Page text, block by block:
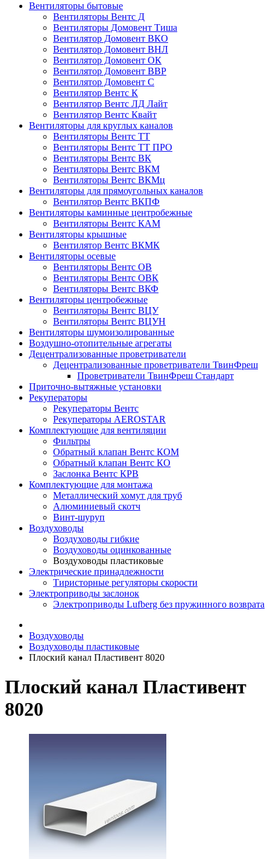
Вентиляторы бытовые
Вентиляторы Вентс Д
Вентиляторы Домовент Тиша
Вентилятор Домовент ВКО
Вентилятор Домовент ВНЛ
Вентилятор Домовент ОК
Вентилятор Домовент ВВР
Вентилятор Домовент С
Вентилятор Вентс К
Вентилятор Вентс ЛД Лайт
Вентилятор Вентс Квайт
Вентиляторы для круглых каналов
Вентиляторы Вентс ТТ
Вентиляторы Вентс ТТ ПРО
Вентиляторы Вентс ВК
Вентиляторы Вентс ВКМ
Вентиляторы Вентс ВКМц
Вентиляторы для прямоугольных каналов
Вентилятор Вентс ВКПФ
Вентиляторы каминные центробежные
Вентиляторы Вентс КАМ
Вентиляторы крышные
Вентилятор Вентс ВКМК
Вентиляторы осевые
Вентиляторы Вентс ОВ
Вентиляторы Вентс ОВК
Вентиляторы Вентс ВКФ
Вентиляторы центробежные
Вентиляторы Вентс ВЦУ
Вентиляторы Вентс ВЦУН
Вентиляторы шумоизолированные
Воздушно-отопительные агрегаты
Децентрализованные проветриватели
Децентрализованные проветриватели ТвинФреш
Проветриватели ТвинФреш Стандарт
Приточно-вытяжные установки
Рекуператоры
Рекуператоры Вентс
Рекуператоры AEROSTAR
Комплектующие для вентиляции
Фильтры
Обратный клапан Вентс КОМ
Обратный клапан Вентс КО
Заслонка Вентс КРВ
Комплектующие для монтажа
Металлический хомут для труб
Алюминиевый скотч
Винт-шуруп
Воздуховоды
Воздуховоды гибкие
Воздуховоды оцинкованные
Воздуховоды пластиковые
Электрические принадлежности
Тиристорные регуляторы скорости
Электроприводы заслонок
Электроприводы Lufberg без пружинного возврата
Воздуховоды
Воздуховоды пластиковые
Плоский канал Пластивент 8020
Плоский канал Пластивент
8020